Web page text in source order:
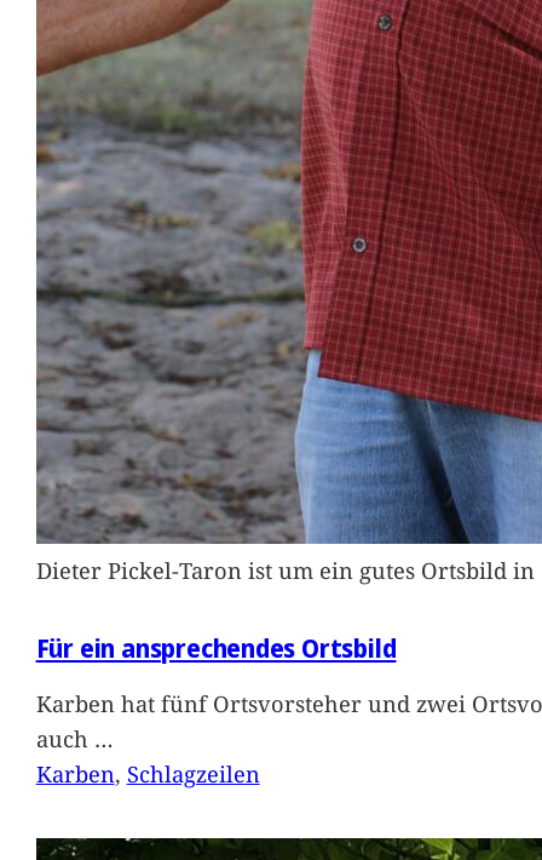
Dieter Pickel-Taron ist um ein gutes Ortsbild
Für ein ansprechendes Ortsbild
Karben hat fünf Ortsvorsteher und zwei
auch …
Karben, Schlagzeilen